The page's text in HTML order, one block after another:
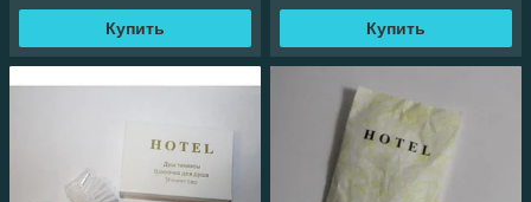
Купить Купить